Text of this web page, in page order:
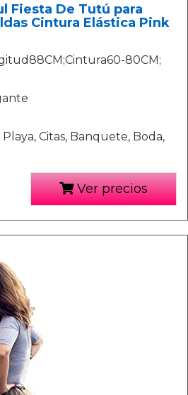
Fiesta De Tutú para
Cintura Elástica Pink
80CM;
Playa, Citas, Banquete, Boda,
Ver precios